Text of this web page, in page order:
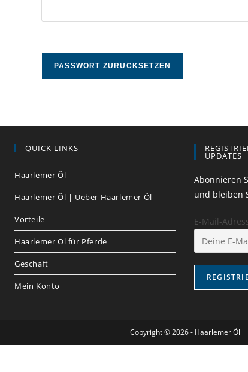
PASSWORT ZURÜCKSETZEN
QUICK LINKS
Haarlemer Öl
Haarlemer Öl | Ueber Haarlemer Öl
Vorteile
Haarlemer Öl für Pferde
Geschaft
Mein Konto
UPDATES
Abonnieren
und bleiben
E-Mail-
Copyright © 2026 - Haarlemer Öl